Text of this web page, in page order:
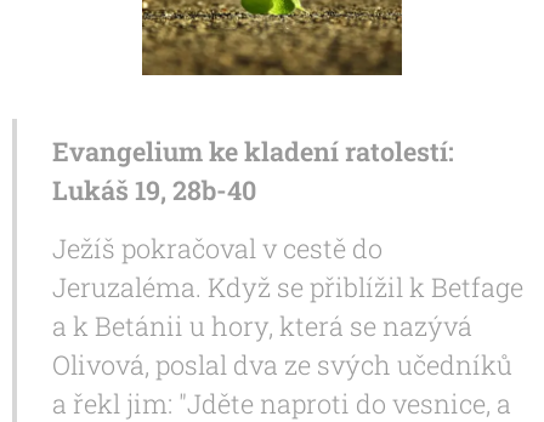
Evangelium ke kladení ratolestí:
Lukáš 19, 28b-40
Ježíš pokračoval v cestě do
Jeruzaléma. Když se přiblížil k Betfage
a k Betánii u hory, která se nazývá
Olivová, poslal dva ze svých učedníků
a řekl jim: "Jděte naproti do vesnice, a